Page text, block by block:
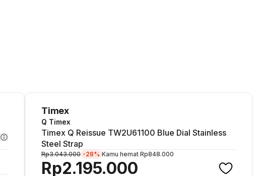
Timex
Q Timex
Timex Q Reissue TW2U61100 Blue Dial Stainless
Steel Strap
Rp2.195.000
Rp3.043.000 -28% Kamu hemat Rp848.000